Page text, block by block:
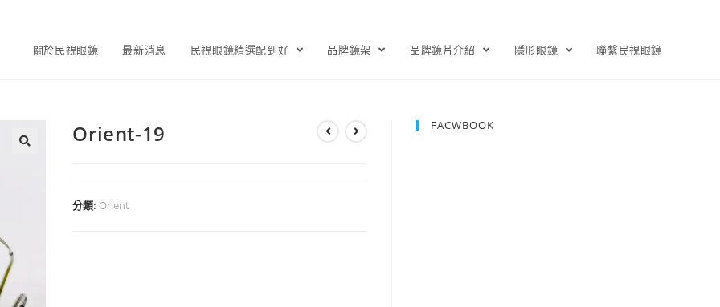
關於民視眼鏡 最新消息 民視眼鏡精選配到好 品牌鏡架 品牌鏡片介紹 隱形眼鏡 聯繫民視眼鏡
Orient-19
分類: Orient
FACWBOOK